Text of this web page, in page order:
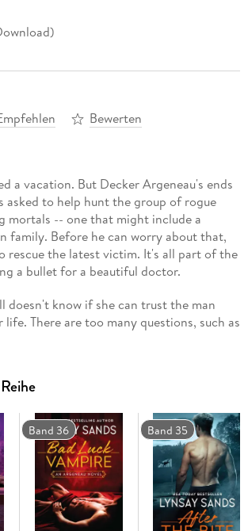
Bewerten
a vacation. But Decker Argeneau's ends
asked to help hunt the group of rogue
mortals -- one that might include a
family. Before he can worry about that,
rescue the latest victim. It's all part of the
a bullet for a beautiful doctor.
doesn't know if she can trust the man
life. There are too many questions, such as
him.
talking about life mates and awakening
Dani beyond anything she's ever
may not be half-bad. . . especially if it
with a man who would love her with
immortal soul.
Band 36 Band 35